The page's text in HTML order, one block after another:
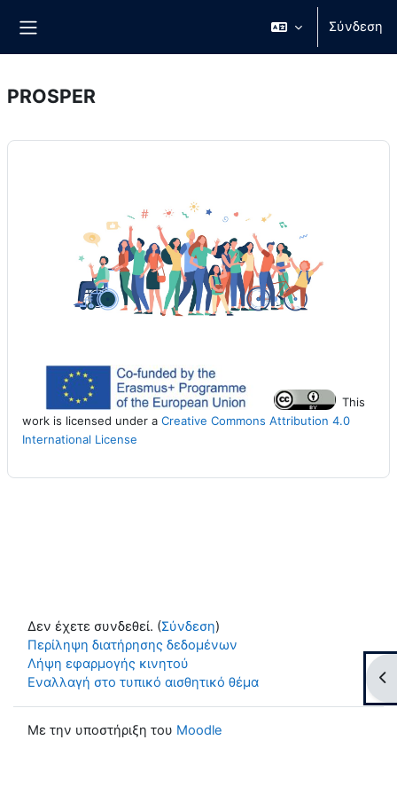
Σύνδεση
PROSPER
This
work is licensed under a Creative Commons Attribution 4.0
International License
Δεν έχετε συνδεθεί. (Σύνδεση)
Περίληψη διατήρησης δεδομένων
Λήψη εφαρμογής κινητού
Εναλλαγή στο τυπικό αισθητικό θέμα
Με την υποστήριξη του Moodle